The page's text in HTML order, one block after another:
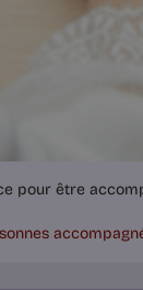
pour être